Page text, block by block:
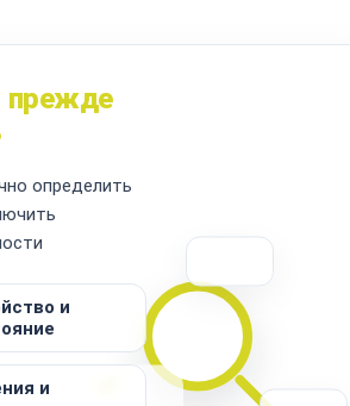
прежде
определить
и
и